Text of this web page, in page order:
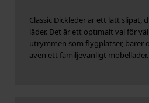
Classic Dickleder är ett lätt slipat,
läder. Det är ett optimalt val för
utrymmen som flygplatser, barer
även ett familjevänligt möbelläder.